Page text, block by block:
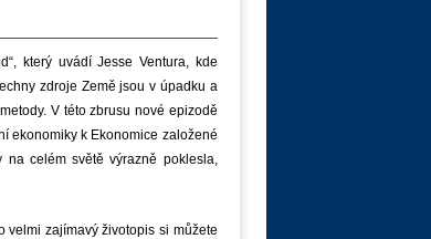
který uvádíJesse Ventura , kde
zdroje Země jsouv úpadku a
V této zbrusu nové epizodě
ekonomiky k Ekonomice založené
na celém světě výrazně poklesla,
velmi zajímavý životopis si můžete